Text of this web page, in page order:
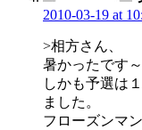
2010-03-19 at
>相方さん、
暑かったです～
しかも予選は
ました。
フローズンマ